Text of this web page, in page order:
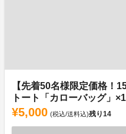
【先着50名様限定価格！
トート「カローバッグ」
¥5,000 (税込/送料込)残り14